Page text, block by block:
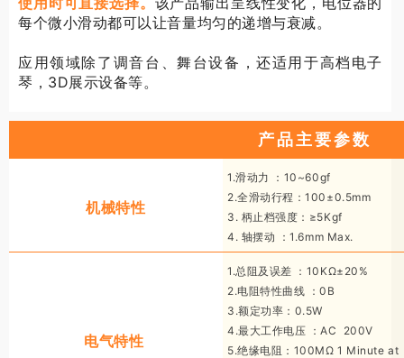
每个微小滑动都可以让音量均匀的递增与衰减。
应用领域除了调音台、舞台设备，还适用于高档电子
琴，3D展示设备等。
产品主要参数
机械特性
1.滑动力 ：10~60gf
2.全滑动行程：100±0.5mm
3. 柄止档强度：≥5Kgf
4. 轴摆动 ：1.6mm Max.
电气特性
1.总阻及误差 ：10KΩ±20%
2.电阻特性曲线 ：0B
3.额定功率：0.5W
4.最大工作电压 ：AC 200V
5.绝缘电阻：100MΩ 1 Minute